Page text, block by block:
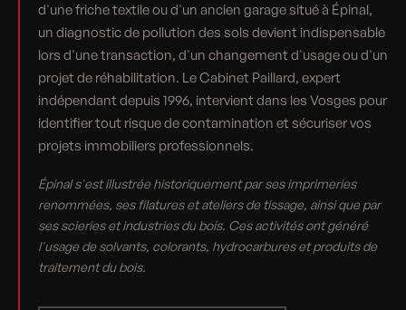
d'une friche textile ou d'un ancien garage situé à Épinal,
un diagnostic de pollution des sols devient indispensable
lors d'une transaction, d'un changement d'usage ou d'un
projet de réhabilitation. Le Cabinet Paillard, expert
indépendant depuis 1996, intervient dans les Vosges pour
identifier tout risque de contamination et sécuriser vos
projets immobiliers professionnels.
Épinal s'est illustrée historiquement par ses imprimeries
renommées, ses filatures et ateliers de tissage, ainsi que par
ses scieries et industries du bois. Ces activités ont généré
l'usage de solvants, colorants, hydrocarbures et produits de
traitement du bois.